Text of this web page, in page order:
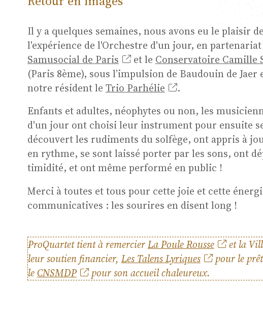
Il y a quelques semaines, nous avons eu le plaisir
l'expérience de l'Orchestre d'un jour, en partenariat
Samusocial de Paris
et le Conservatoire Camille
(Paris 8ème), sous l’impulsion de Baudouin de Jaer
notre résident le Trio Parhélie
.
Enfants et adultes, néophytes ou non, les
d'un jour ont choisi leur instrument pour ensuite
découvert les rudiments du solfège, ont appris à
en rythme, se sont laissé porter par les sons, ont
timidité, et ont même performé en public !
Merci à toutes et tous pour cette joie et cette
communicatives : les sourires en disent long !
ProQuartet tient à remercierLa Poule Rousse
et la
leur soutien financier, Les Talens Lyriques
pour le
leCNSMDP pour son accueil chaleureux.